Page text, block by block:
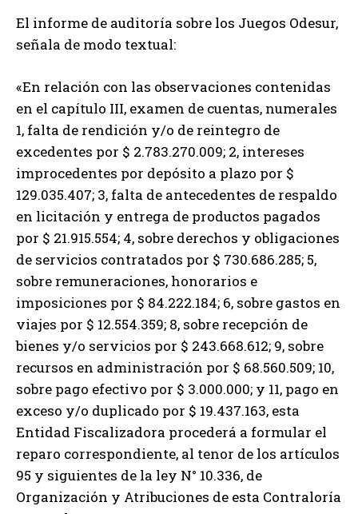
El informe de auditoría sobre los Juegos Odesur,
señala de modo textual:
«En relación con las observaciones contenidas
en el capítulo III, examen de cuentas, numerales
1, falta de rendición y/o de reintegro de
excedentes por $ 2.783.270.009; 2, intereses
improcedentes por depósito a plazo por $
129.035.407; 3, falta de antecedentes de respaldo
en licitación y entrega de productos pagados
por $ 21.915.554; 4, sobre derechos y obligaciones
de servicios contratados por $ 730.686.285; 5,
sobre remuneraciones, honorarios e
imposiciones por $ 84.222.184; 6, sobre gastos en
viajes por $ 12.554.359; 8, sobre recepción de
bienes y/o servicios por $ 243.668.612; 9, sobre
recursos en administración por $ 68.560.509; 10,
sobre pago efectivo por $ 3.000.000; y 11, pago en
exceso y/o duplicado por $ 19.437.163, esta
Entidad Fiscalizadora procederá a formular el
reparo correspondiente, al tenor de los artículos
95 y siguientes de la ley N° 10.336, de
Organización y Atribuciones de esta Contraloría